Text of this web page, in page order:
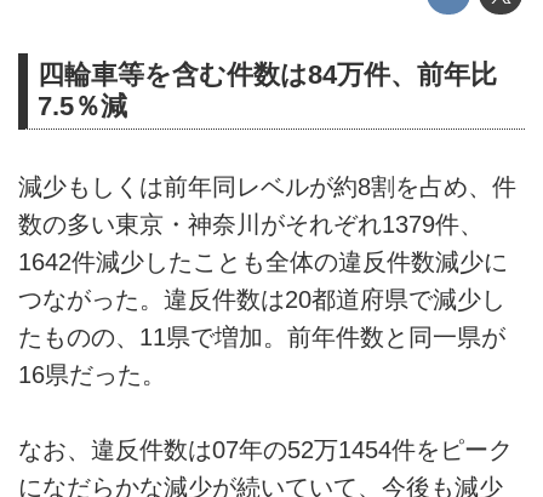
四輪車等を含む件数は84万件、前年比
7.5％減
減少もしくは前年同レベルが約8割を占め、件
数の多い東京・神奈川がそれぞれ1379件、
1642件減少したことも全体の違反件数減少に
つながった。違反件数は20都道府県で減少し
たものの、11県で増加。前年件数と同一県が
16県だった。
なお、違反件数は07年の52万1454件をピーク
になだらかな減少が続いていて、今後も減少